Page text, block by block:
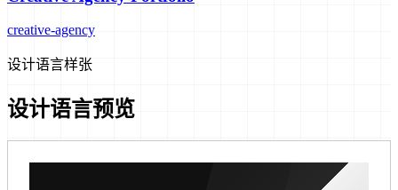
creative-agency
设计语言样张
设计语言预览